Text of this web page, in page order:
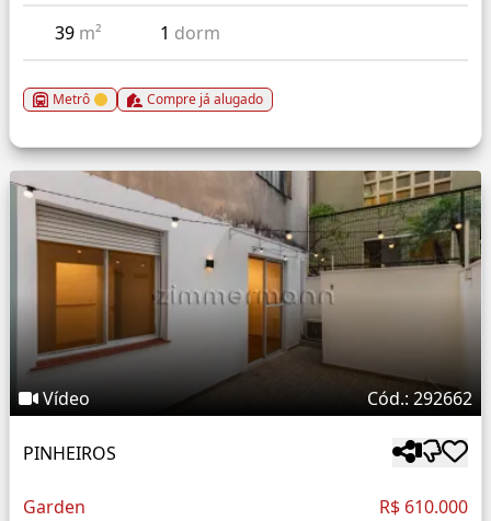
39 m² 1 dorm
Metrô Compre já alugado
Vídeo Cód.: 292662
PINHEIROS
Garden R$ 610.000